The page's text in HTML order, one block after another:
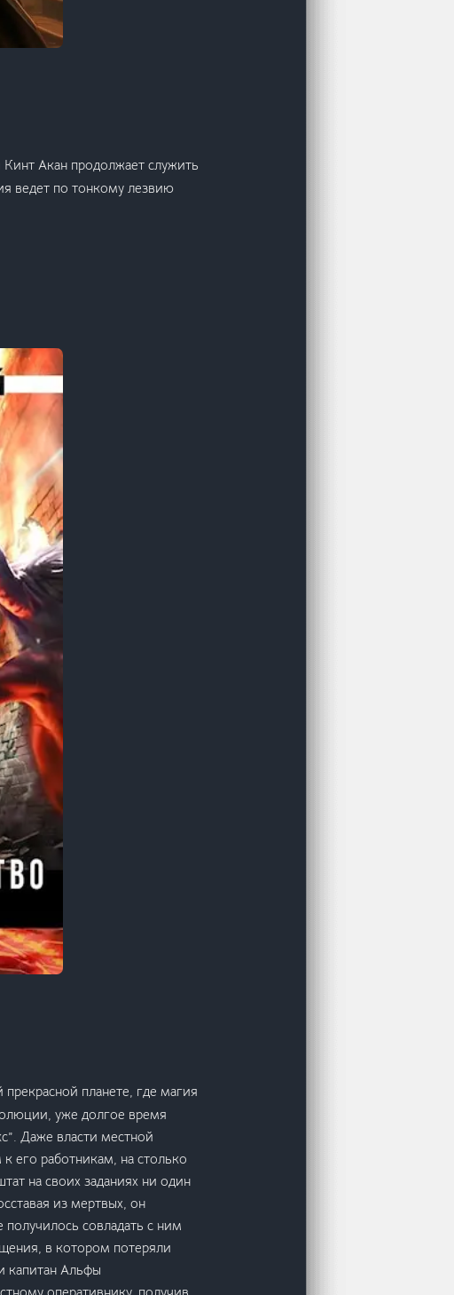
Акан продолжает служить
ведет по тонкому лезвию
планете, где магия
уже долгое время
Даже власти местной
его работникам, на столько
на своих заданиях ни один
из мертвых, он
совладать с ним
в котором потеряли
капитан Альфы